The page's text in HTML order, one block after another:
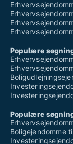
Populære
Populære
Boligejendomme